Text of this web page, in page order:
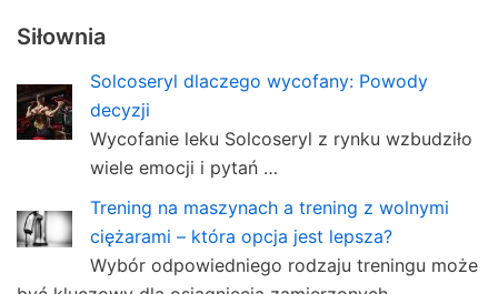
Siłownia
Solcoseryl dlaczego wycofany: Powody
decyzji
Wycofanie leku Solcoseryl z rynku wzbudziło
wiele emocji i pytań …
Trening na maszynach a trening z wolnymi
ciężarami – która opcja jest lepsza?
Wybór odpowiedniego rodzaju treningu może